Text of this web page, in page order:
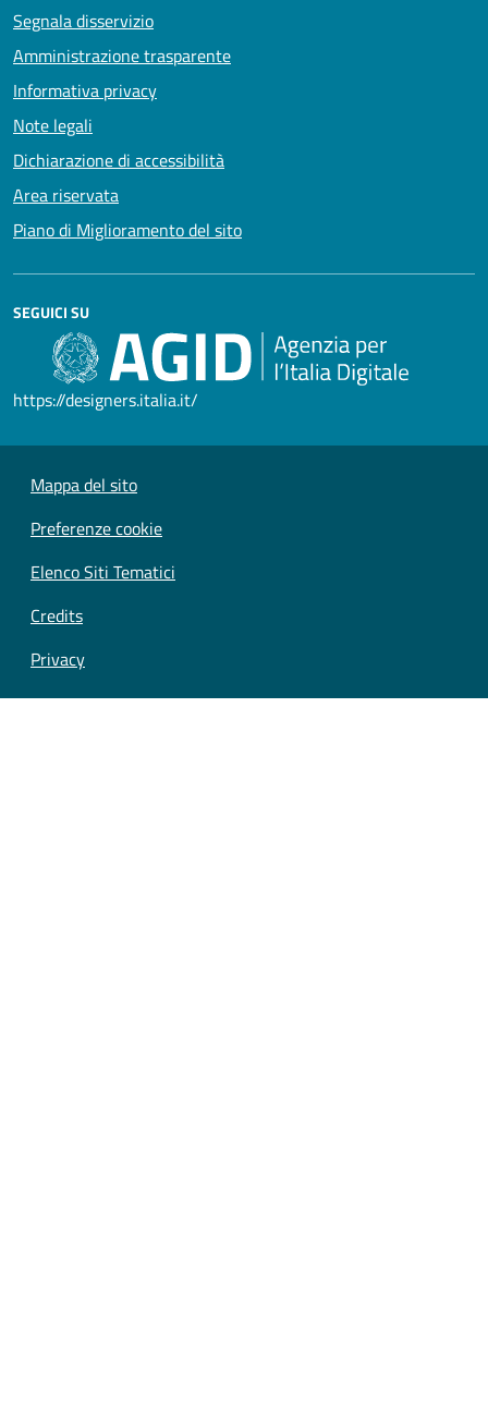
Segnala disservizio
Amministrazione trasparente
Informativa privacy
Note legali
Dichiarazione di accessibilità
Area riservata
Piano di Miglioramento del sito
SEGUICI SU
https://designers.italia.it/
Mappa del sito
Preferenze cookie
Elenco Siti Tematici
Credits
Privacy